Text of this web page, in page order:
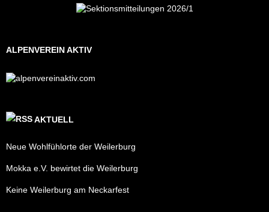
ALPENVEREIN AKTIV
AKTUELL
Neue Wohlfühlorte der Weilerburg
Mokka e.V. bewirtet die Weilerburg
Keine Weilerburg am Neckarfest